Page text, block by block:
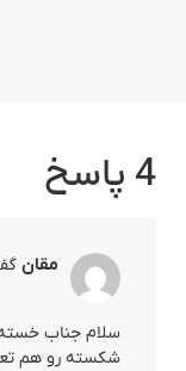
4 پاسخ
مقان
سلام جناب
شکسته رو هم